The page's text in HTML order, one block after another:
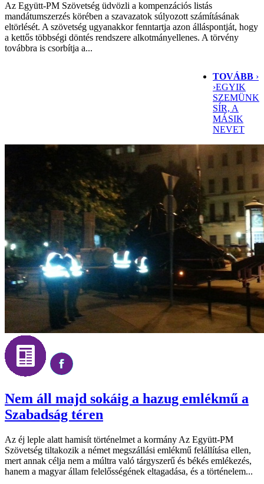
Az Együtt-PM Szövetség üdvözli a kompenzációs listás
mandátumszerzés körében a szavazatok súlyozott számításának
eltörlését. A szövetség ugyanakkor fenntartja azon álláspontját, hogy
a kettős többségi döntés rendszere alkotmányellenes. A törvény
továbbra is csorbítja a...
TOVÁBB ›
›EGYIK
SZEMÜNK
SÍR, A
MÁSIK
NEVET
Nem áll majd sokáig a hazug emlékmű a
Szabadság téren
Az éj leple alatt hamisít történelmet a kormány Az Együtt-PM
Szövetség tiltakozik a német megszállási emlékmű felállítása ellen,
mert annak célja nem a múltra való tárgyszerű és békés emlékezés,
hanem a magyar állam felelősségének eltagadása, és a történelem...